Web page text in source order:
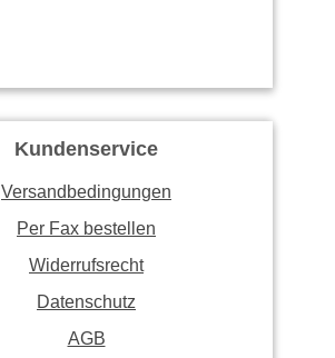
Kundenservice
Versandbedingungen
Per Fax bestellen
Widerrufsrecht
Datenschutz
AGB